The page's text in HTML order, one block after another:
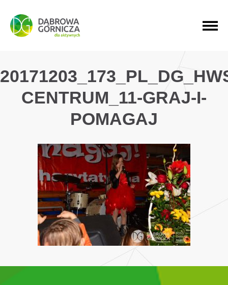
PRZEJDŹ DO MENU GŁÓWNEGO
PRZEJDŹ DO WYSZUKIWARKI
PRZEJDŹ DO TREŚCI
CENTRUM_11-GRAJ-I-
POMAGAJ